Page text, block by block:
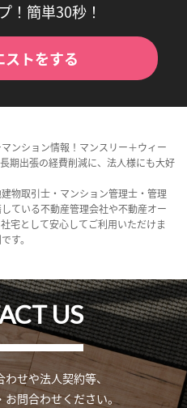
！簡単30秒！
トをする
ンション情報！マンスリー＋ウィー
期出張の経費削減に、法人様にも大好
物取引士・マンション管理士・管理
ている不動産管理会社や不動産オー
宅として安心してご利用いただけま
す。
US
せや法人契約等、
問合わせください。